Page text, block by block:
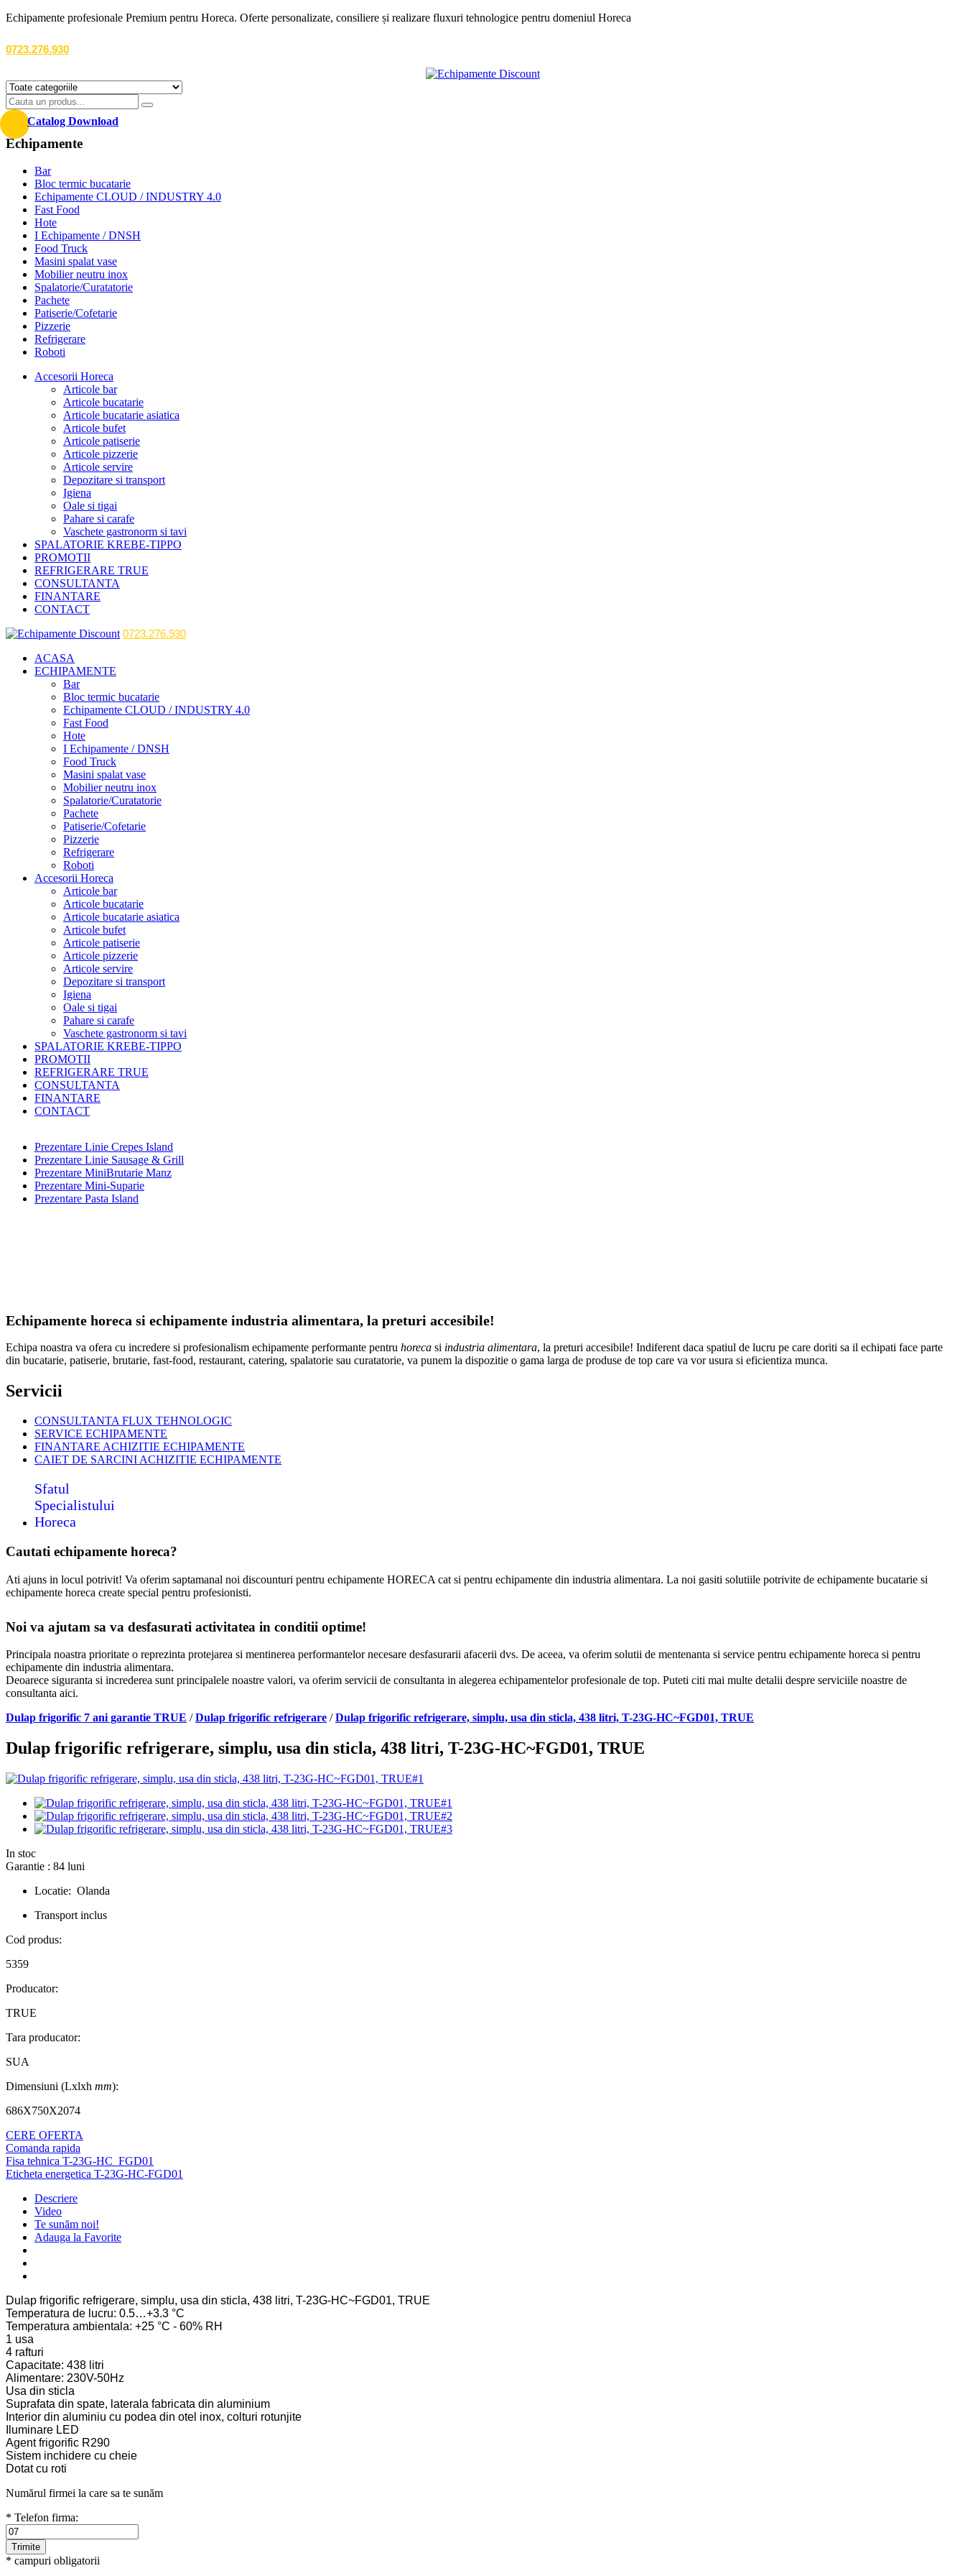
Echipamente profesionale Premium pentru Horeca. Oferte personalizate, consiliere și realizare fluxuri tehnologice pentru domeniul Horeca
0723.276.930
Catalog Download
Echipamente
Bar
Bloc termic bucatarie
Echipamente CLOUD / INDUSTRY 4.0
Fast Food
Hote
I Echipamente / DNSH
Food Truck
Masini spalat vase
Mobilier neutru inox
Spalatorie/Curatatorie
Pachete
Patiserie/Cofetarie
Pizzerie
Refrigerare
Roboti
Accesorii Horeca
Articole bar
Articole bucatarie
Articole bucatarie asiatica
Articole bufet
Articole patiserie
Articole pizzerie
Articole servire
Depozitare si transport
Igiena
Oale si tigai
Pahare si carafe
Vaschete gastronorm si tavi
SPALATORIE KREBE-TIPPO
PROMOTII
REFRIGERARE TRUE
CONSULTANTA
FINANTARE
CONTACT
0723.276.930
ACASA
ECHIPAMENTE
Bar
Bloc termic bucatarie
Echipamente CLOUD / INDUSTRY 4.0
Fast Food
Hote
I Echipamente / DNSH
Food Truck
Masini spalat vase
Mobilier neutru inox
Spalatorie/Curatatorie
Pachete
Patiserie/Cofetarie
Pizzerie
Refrigerare
Roboti
Accesorii Horeca
Articole bar
Articole bucatarie
Articole bucatarie asiatica
Articole bufet
Articole patiserie
Articole pizzerie
Articole servire
Depozitare si transport
Igiena
Oale si tigai
Pahare si carafe
Vaschete gastronorm si tavi
SPALATORIE KREBE-TIPPO
PROMOTII
REFRIGERARE TRUE
CONSULTANTA
FINANTARE
CONTACT
Prezentare Linie Crepes Island
Prezentare Linie Sausage & Grill
Prezentare MiniBrutarie Manz
Prezentare Mini-Suparie
Prezentare Pasta Island
Echipamente horeca si echipamente industria alimentara, la preturi accesibile!
Echipa noastra va ofera cu incredere si profesionalism echipamente performante pentru horeca si industria alimentara, la preturi accesibile! Indiferent daca spatiul de lucru pe care doriti sa il echipati face parte
din bucatarie, patiserie, brutarie, fast-food, restaurant, catering, spalatorie sau curatatorie, va punem la dispozitie o gama larga de produse de top care va vor usura si eficientiza munca.
Servicii
CONSULTANTA FLUX TEHNOLOGIC
SERVICE ECHIPAMENTE
FINANTARE ACHIZITIE ECHIPAMENTE
CAIET DE SARCINI ACHIZITIE ECHIPAMENTE
Sfatul
Specialistului
Horeca
Cautati echipamente horeca?
Ati ajuns in locul potrivit! Va oferim saptamanal noi discounturi pentru echipamente HORECA cat si pentru echipamente din industria alimentara. La noi gasiti solutiile potrivite de echipamente bucatarie si
echipamente horeca create special pentru profesionisti.
Noi va ajutam sa va desfasurati activitatea in conditii optime!
Principala noastra prioritate o reprezinta protejarea si mentinerea performantelor necesare desfasurarii afacerii dvs. De aceea, va oferim solutii de mentenanta si service pentru echipamente horeca si pentru
echipamente din industria alimentara.
Deoarece siguranta si increderea sunt principalele noastre valori, va oferim servicii de consultanta in alegerea echipamentelor profesionale de top. Puteti citi mai multe detalii despre serviciile noastre de
consultanta aici.
Dulap frigorific 7 ani garantie TRUE /Dulap frigorific refrigerare /Dulap frigorific refrigerare, simplu, usa din sticla, 438 litri, T-23G-HC~FGD01, TRUE
Dulap frigorific refrigerare, simplu, usa din sticla, 438 litri, T-23G-HC~FGD01, TRUE
In stoc
Garantie : 84 luni
Locatie: Olanda
Transport inclus
Cod produs:
5359
Producator:
TRUE
Tara producator:
SUA
Dimensiuni (Lxlxh mm):
686X750X2074
CERE OFERTA
Comanda rapida
Fisa tehnica T-23G-HC_FGD01
Eticheta energetica T-23G-HC-FGD01
Descriere
Video
Te sunăm noi!
Adauga la Favorite
Dulap frigorific refrigerare, simplu, usa din sticla, 438 litri, T-23G-HC~FGD01, TRUE
Temperatura de lucru: 0.5…+3.3 °C
Temperatura ambientala: +25 °C - 60% RH
1 usa
4 rafturi
Capacitate: 438 litri
Alimentare: 230V-50Hz
Usa din sticla
Suprafata din spate, laterala fabricata din aluminium
Interior din aluminiu cu podea din otel inox, colturi rotunjite
Iluminare LED
Agent frigorific R290
Sistem inchidere cu cheie
Dotat cu roti
Numărul firmei la care sa te sunăm
* Telefon firma:
* campuri obligatorii